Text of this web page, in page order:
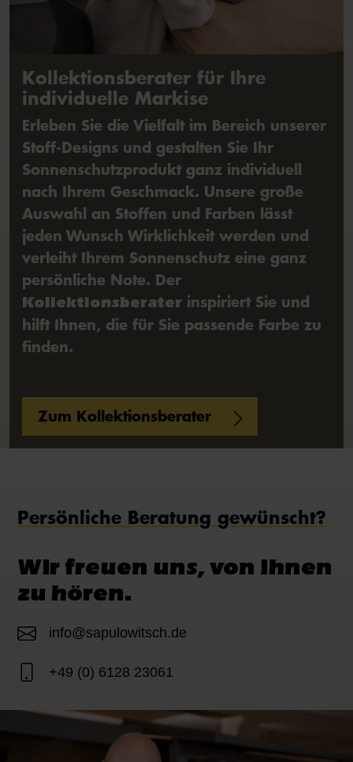
Kollektionsberater für Ihre
individuelle Markise
Erleben Sie die Vielfalt im Bereich unserer
Stoff-Designs und gestalten Sie Ihr
Sonnenschutzprodukt ganz individuell
nach Ihrem Geschmack. Unsere große
Auswahl an Stoffen und Farben lässt
jeden Wunsch Wirklichkeit werden und
verleiht Ihrem Sonnenschutz eine ganz
persönliche Note. Der
Kollektionsberater inspiriert Sie und
hilft Ihnen, die für Sie passende Farbe zu
finden.
Zum Kollektionsberater
Persönliche Beratung gewünscht?
Wir freuen uns, von Ihnen
zu hören.
info@sapulowitsch.de
+49 (0) 6128 23061